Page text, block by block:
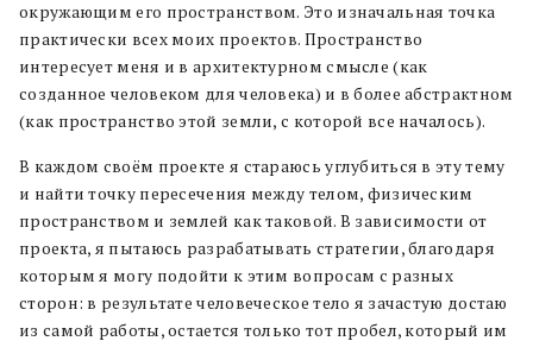
окружающим его пространством. Это изначальная точка
практически всех моих проектов. Пространство
интересует меня и в архитектурном смысле (как
созданное человеком для человека) и в более абстрактном
(как пространство этой земли, с которой все началось).
В каждом своём проекте я стараюсь углубиться в эту тему
и найти точку пересечения между телом, физическим
пространством и землей как таковой. В зависимости от
проекта, я пытаюсь разрабатывать стратегии, благодаря
которым я могу подойти к этим вопросам с разных
сторон: в результате человеческое тело я зачастую достаю
из самой работы, остается только тот пробел, который им